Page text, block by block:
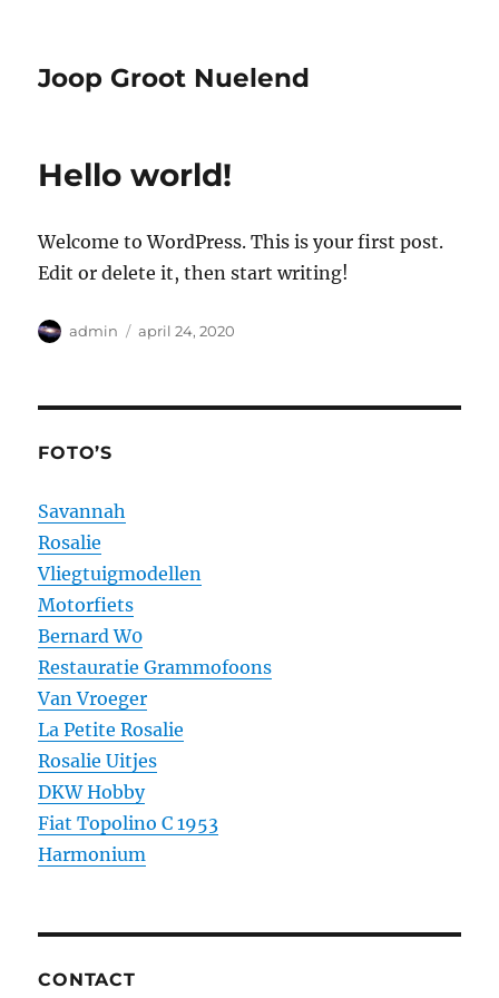
Joop Groot Nuelend
Hello world!
Welcome to WordPress. This is your first post.
Edit or delete it, then start writing!
Auteur
admin
Geplaatst
april 24, 2020
FOTO’S
Savannah
Rosalie
Vliegtuigmodellen
Motorfiets
Bernard W0
Restauratie Grammofoons
Van Vroeger
La Petite Rosalie
Rosalie Uitjes
DKW Hobby
Fiat Topolino C 1953
Harmonium
CONTACT